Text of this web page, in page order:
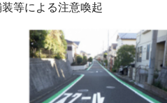
等による注意喚起